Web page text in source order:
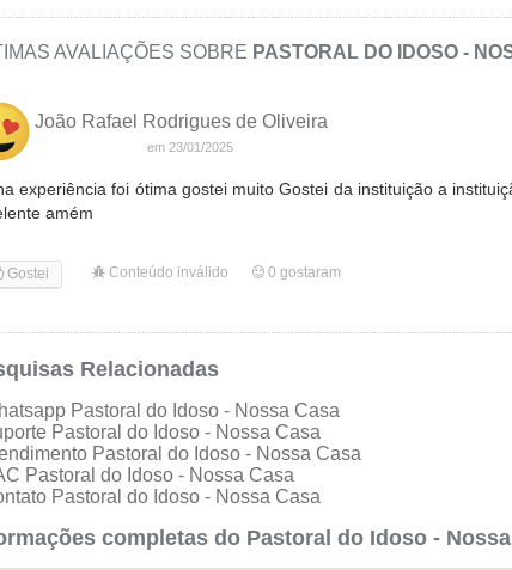
AVALIAÇÕES SOBRE PASTORAL DO IDOSO -
João Rafael Rodrigues de Oliveira
em 23/01/2025
experiência foi ótima gostei muito Gostei da instituição a
amém
Gostei Conteúdo inválido 0 gostaram
Relacionadas
Pastoral do Idoso - Nossa Casa
Pastoral do Idoso - Nossa Casa
Pastoral do Idoso - Nossa Casa
Pastoral do Idoso - Nossa Casa
Pastoral do Idoso - Nossa Casa
completas do Pastoral do Idoso -